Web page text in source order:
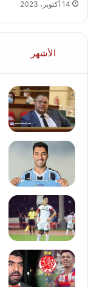
14 أكتوبر، 2023
الأشهر